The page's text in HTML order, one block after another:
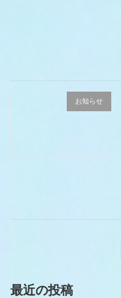
お知らせ
稿
最近の投稿